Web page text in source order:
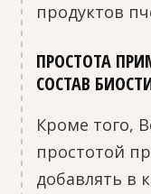
продуктов
ПРОСТОТА
СОСТАВ
Кроме того,
простотой
добавлять в